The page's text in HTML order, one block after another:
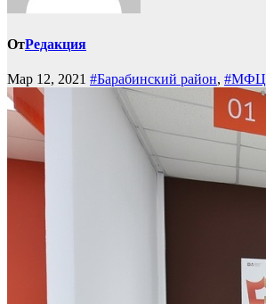
ОтРедакция
Мар 12, 2021 #Барабинский район, #МФЦ